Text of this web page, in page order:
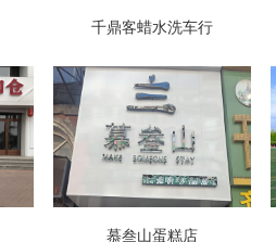
千鼎客蜡水洗车行
慕叁山蛋糕店